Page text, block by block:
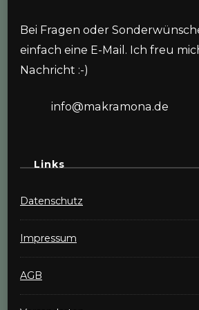
Bei Fragen oder
einfach eine E-Mail. Ich freu
Nachricht :-)
info@makramona.de
Links
Datenschutz
Impressum
AGB